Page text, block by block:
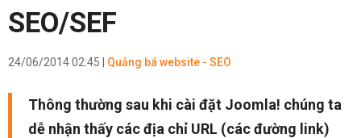
SEO/SEF
24/06/2014 02:45 | Quảng bá website - SEO
Thông thường sau khi cài đặt Joomla! chúng ta
dễ nhận thấy các địa chỉ URL (các đường link)